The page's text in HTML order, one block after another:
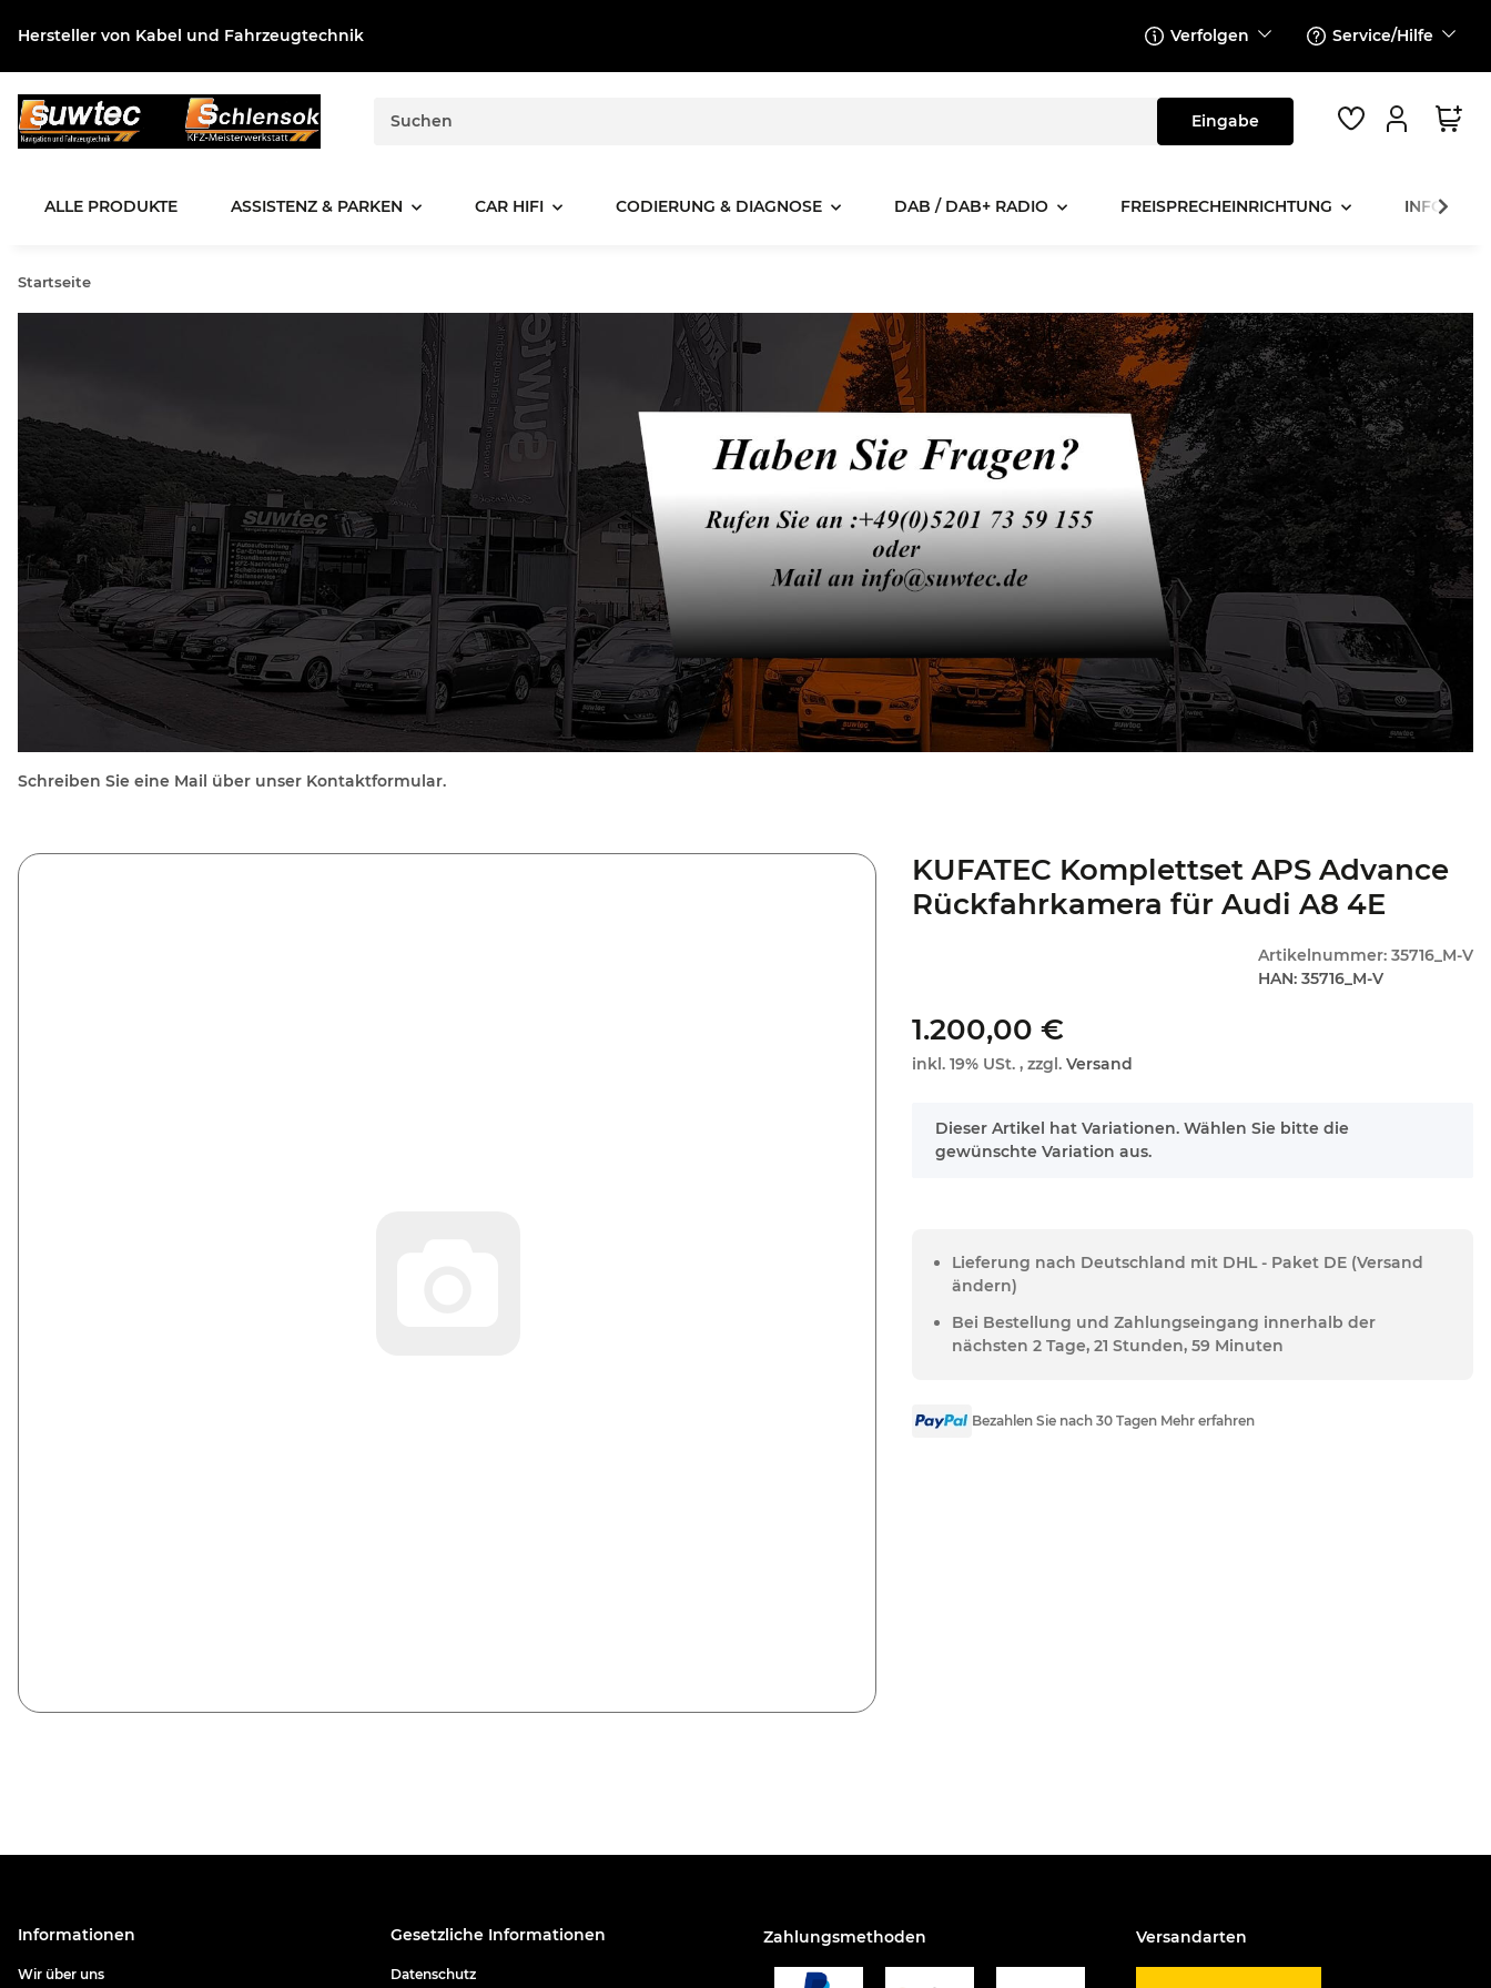
Hersteller von Kabel und Fahrzeugtechnik Verfolgen Service/Hilfe
ALLE PRODUKTE ASSISTENZ & PARKEN CAR HIFI CODIERUNG & DIAGNOSE DAB / DAB+ RADIO FREISPRECHEINRICHTUNG
Startseite
Schreiben Sie eine Mail über unser Kontaktformular.
KUFATEC Komplettset APS Advance
Rückfahrkamera für Audi A8 4E
Artikelnummer: 35716_M-V
HAN: 35716_M-V
1.200,00 €
inkl. 19% USt. , zzgl.Versand
x
Dieser Artikel hat Variationen. Wählen Sie bitte die
gewünschte Variation aus.
Lieferung nach Deutschland mit DHL - Paket DE (Versand
ändern)
Bei Bestellung und Zahlungseingang innerhalb der
nächsten 2 Tage, 21 Stunden, 59 Minuten
Bezahlen Sie nach 30 Tagen Mehr erfahren
Informationen
Wir über uns
Gesetzliche Informationen
Datenschutz
Zahlungsmethoden Versandarten